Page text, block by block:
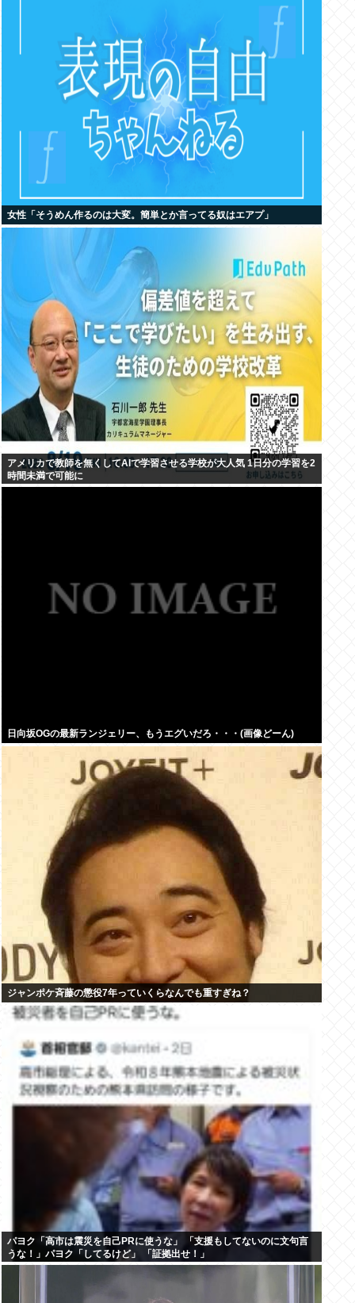
女性「そうめん作るのは大変。簡単とか言ってる奴はエアプ」
アメリカで教師を無くしてAIで学習させる学校が大人気 1日分の学習を2
時間未満で可能に
日向坂OGの最新ランジェリー、もうエグいだろ・・・(画像どーん)
ジャンポケ斉藤の懲役7年っていくらなんでも重すぎね？
パヨク「高市は震災を自己PRに使うな」 「支援もしてないのに文句言
うな！」パヨク「してるけど」 「証拠出せ！」